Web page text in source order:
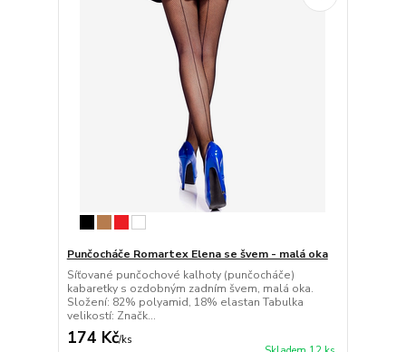
Punčocháče Romartex Elena se švem - malá oka
Síťované punčochové kalhoty (punčocháče)
kabaretky s ozdobným zadním švem, malá oka.
Složení: 82% polyamid, 18% elastan Tabulka
velikostí: Značk...
174 Kč/ks